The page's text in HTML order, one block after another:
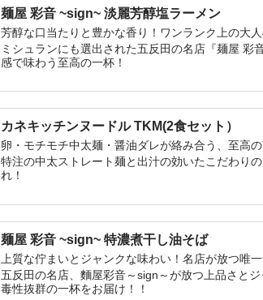
麺屋 彩音 ~sign~ 淡麗芳醇塩ラーメン
芳醇な口当たりと豊かな香り！ワンランク上の大
ミシュランにも選出された五反田の名店『麺屋
感で味わう至高の一杯！
カネキッチンヌードル TKM(2食セット）
卵・モチモチ中太麺・醤油ダレが絡み合う、至高の
特注の中太ストレート麺と出汁の効いたこだわり
れ！
麺屋 彩音 ~sign~ 特濃煮干し油そば
上質な佇まいとジャンクな味わい！名店が放つ唯
五反田の名店、麵屋彩音～sign～が放つ上品さと
毒性抜群の一杯をお届け！！